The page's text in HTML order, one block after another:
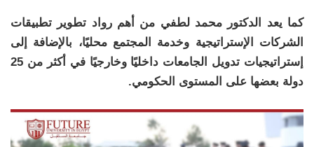
كما يعد الدكتور محمد لطفي من أهم رواد تطوير تطبيقات
الشركات الإستراتيجية وخدمة المجتمع محليًا، بالإضافة إلى
إستراتيجيات تدويل الجامعات داخليًا وخارجيًا في أكثر من 25
دولة بعضها على المستوى الحكومي.